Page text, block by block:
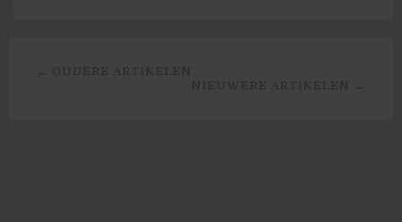
← OUDERE ARTIKELEN
NIEUWERE ARTIKELEN →